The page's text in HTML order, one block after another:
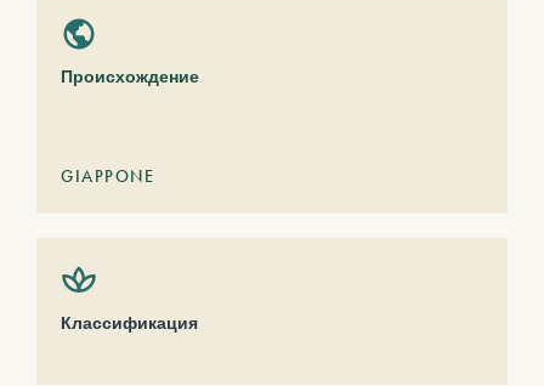
Происхождение
GIAPPONE
Классификация